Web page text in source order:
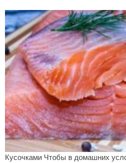
Кусочками Чтобы в домашних